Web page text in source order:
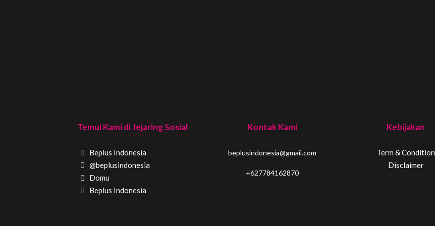
Temui Kami di Jejaring Sosial
Beplus Indonesia
@beplusindonesia
Domu
Beplus Indonesia
Kontak Kami
beplusindonesia@gmail.com
+627784162870
Kebijakan
Term & Condition
Disclaimer